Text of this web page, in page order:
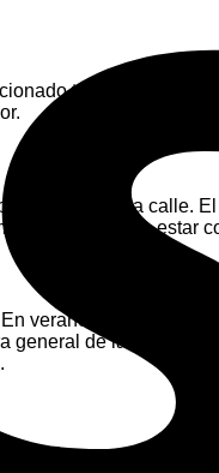
tradicional,
hacia la calle.
de calor suele estar
verano, la
de la